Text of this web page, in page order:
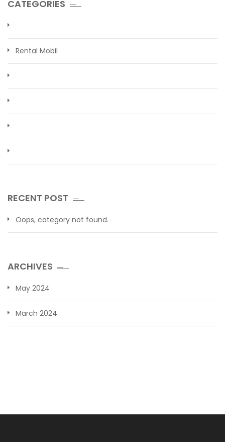
CATEGORIES
Rental Mobil
RECENT POST
Oops, category not found.
ARCHIVES
May 2024
March 2024